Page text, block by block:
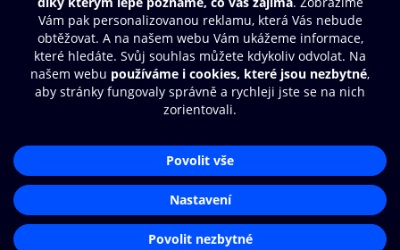
Další zábava
© O2 Czech Republic a.s.
Přístupnost
Zásady zpracování osobních údajů
Nastavení cookies
Aplikace O2 Knihovna
Čti a poslouchej své e-knihy a
audioknihy rychleji a pohodlněji.